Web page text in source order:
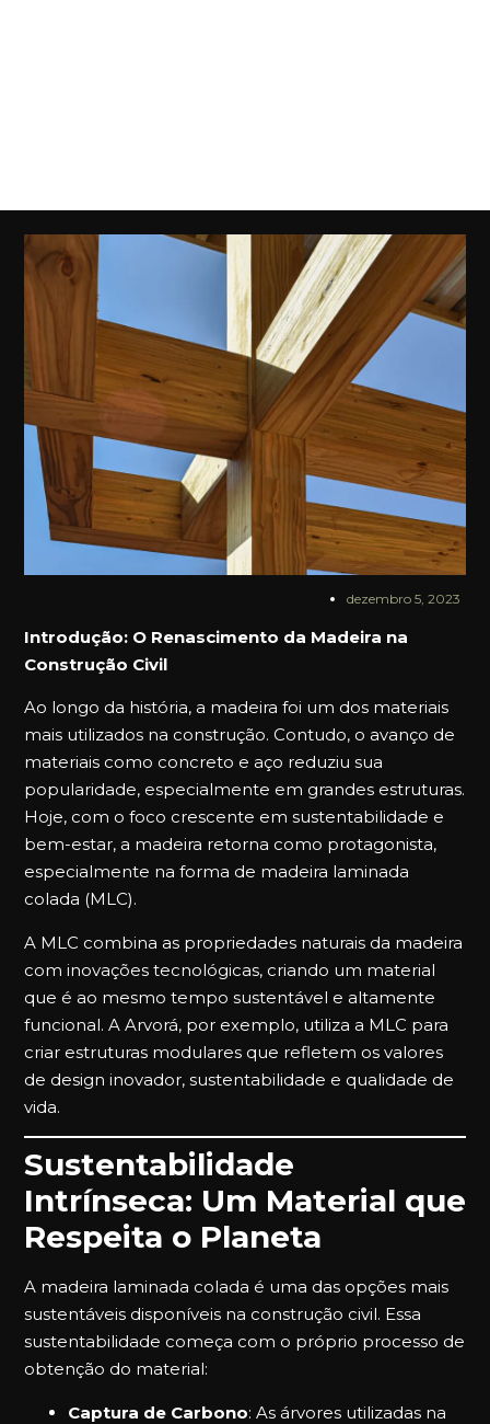
dezembro 5, 2023
Introdução: O Renascimento da Madeira na
Construção Civil
Ao longo da história, a madeira foi um dos materiais
mais utilizados na construção. Contudo, o avanço de
materiais como concreto e aço reduziu sua
popularidade, especialmente em grandes estruturas.
Hoje, com o foco crescente em sustentabilidade e
bem-estar, a madeira retorna como protagonista,
especialmente na forma de madeira laminada
colada (MLC).
A MLC combina as propriedades naturais da madeira
com inovações tecnológicas, criando um material
que é ao mesmo tempo sustentável e altamente
funcional. A Arvorá, por exemplo, utiliza a MLC para
criar estruturas modulares que refletem os valores
de design inovador, sustentabilidade e qualidade de
vida.
Sustentabilidade
Intrínseca: Um Material que
Respeita o Planeta
A madeira laminada colada é uma das opções mais
sustentáveis disponíveis na construção civil. Essa
sustentabilidade começa com o próprio processo de
obtenção do material:
Captura de Carbono: As árvores utilizadas na